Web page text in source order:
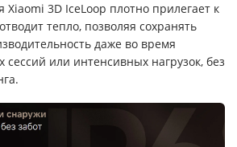
Xiaomi 3D IceLoop плотно прилегает к
тепло, позволяя сохранять
даже во время
сессий или интенсивных нагрузок, без